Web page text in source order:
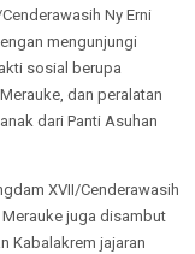
Ny Erni
mengunjungi
sosial berupa
dan peralatan
dari Panti Asuhan
XVII/Cenderawasih
juga disambut
Kabalakrem jajaran